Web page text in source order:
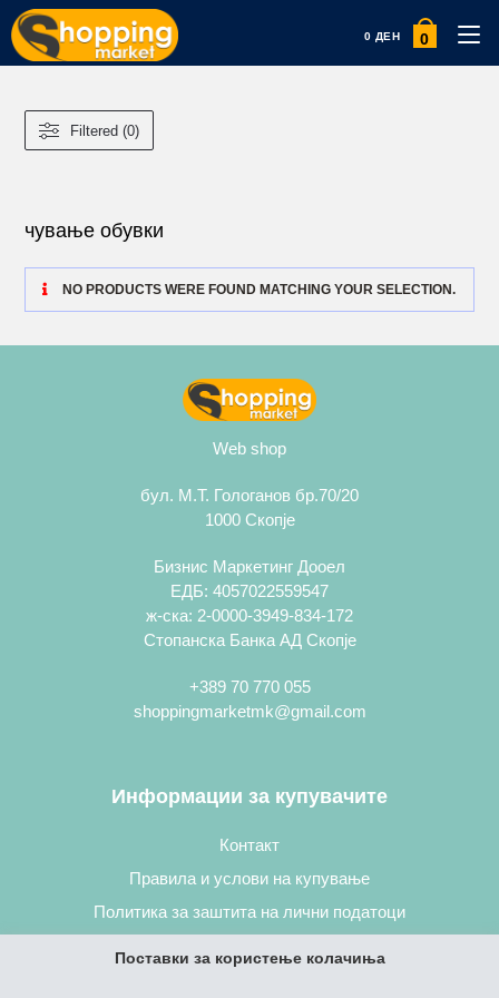
0 ДЕН 0
Filtered (0)
чување обувки
NO PRODUCTS WERE FOUND MATCHING YOUR SELECTION.
Web shop
бул. М.Т. Гологанов бр.70/20
1000 Скопје
Бизнис Маркетинг Дооел
ЕДБ: 4057022559547
ж-ска: 2-0000-3949-834-172
Стопанска Банка АД Скопје
+389 70 770 055
shoppingmarketmk@gmail.com
Информации за купувачите
Контакт
Правила и услови на купување
Политика за заштита на лични податоци
Поставки за користење колачиња